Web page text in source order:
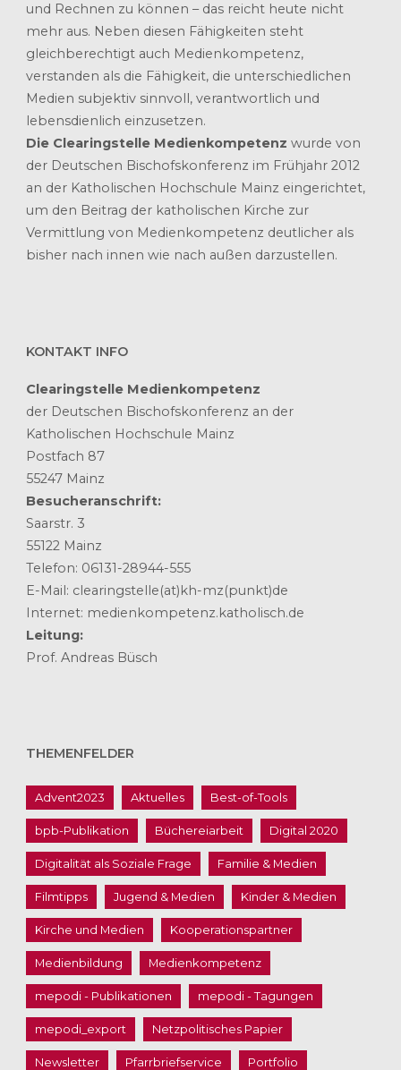
und Rechnen zu können – das reicht heute nicht
mehr aus. Neben diesen Fähigkeiten steht
gleichberechtigt auch Medienkompetenz,
verstanden als die Fähigkeit, die unterschiedlichen
Medien subjektiv sinnvoll, verantwortlich und
lebensdienlich einzusetzen.
Die Clearingstelle Medienkompetenz wurde von
der Deutschen Bischofskonferenz im Frühjahr 2012
an der Katholischen Hochschule Mainz eingerichtet,
um den Beitrag der katholischen Kirche zur
Vermittlung von Medienkompetenz deutlicher als
bisher nach innen wie nach außen darzustellen.
KONTAKT INFO
Clearingstelle Medienkompetenz
der Deutschen Bischofskonferenz an der
Katholischen Hochschule Mainz
Postfach 87
55247 Mainz
Besucheranschrift:
Saarstr. 3
55122 Mainz
Telefon: 06131-28944-555
E-Mail: clearingstelle(at)kh-mz(punkt)de
Internet: medienkompetenz.katholisch.de
Leitung:
Prof. Andreas Büsch
THEMENFELDER
Advent2023 Aktuelles Best-of-Tools
bpb-Publikation Büchereiarbeit Digital 2020
Digitalität als Soziale Frage Familie & Medien
Filmtipps Jugend & Medien Kinder & Medien
Kirche und Medien Kooperationspartner
Medienbildung Medienkompetenz
mepodi - Publikationen mepodi - Tagungen
mepodi_export Netzpolitisches Papier
Newsletter Pfarrbriefservice Portfolio